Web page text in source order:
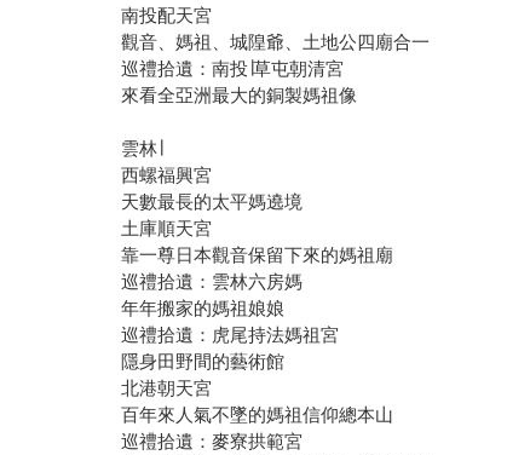
南投配天宮
觀音、媽祖、城隍爺、土地公四廟合一
巡禮拾遺：南投∣草屯朝清宮
來看全亞洲最大的銅製媽祖像
雲林∣
西螺福興宮
天數最長的太平媽遶境
土庫順天宮
靠一尊日本觀音保留下來的媽祖廟
巡禮拾遺：雲林六房媽
年年搬家的媽祖娘娘
巡禮拾遺：虎尾持法媽祖宮
隱身田野間的藝術館
北港朝天宮
百年來人氣不墜的媽祖信仰總本山
巡禮拾遺：麥寮拱範宮